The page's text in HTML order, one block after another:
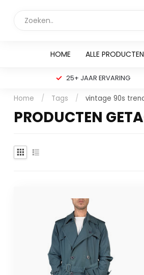
HOME ALLE PRODUCTEN
25+ JAAR ERVARING
Home / Tags / vintage 90s
PRODUCTEN